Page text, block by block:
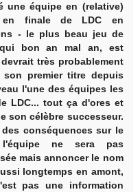
une équipe en (relative)
en finale de LDC en
- le plus beau jeu de
qui bon an mal an, est
très probablement
son premier titre depuis
l'une des équipes les
LDC... tout ça d'ores et
son célèbre successeur.
conséquences sur le
ne sera pas
mais annoncer le nom
longtemps en amont,
pas une information